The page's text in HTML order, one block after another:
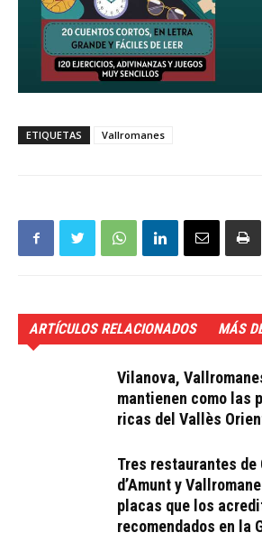
ETIQUETAS Vallromanes
ARTÍCULOS RELACIONADOS MÁS
Vilanova,
mantienen como las
ricas del Vallès
Tres restaurantes
d’Amunt y
placas que los
recomendados en la